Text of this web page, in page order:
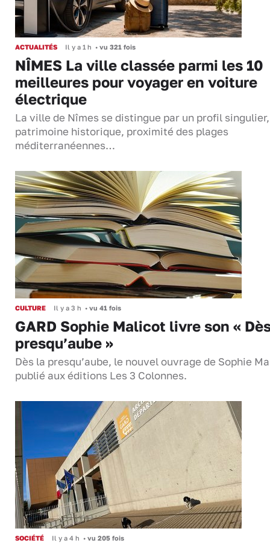
ACTUALITÉS Il y a 1 h • vu 321 fois
NÎMES La ville classée parmi les 10
meilleures pour voyager en voiture
électrique
La ville de Nîmes se distingue par un profil
patrimoine historique, proximité des plages
méditerranéennes…
CULTURE Il y a 3 h • vu 41 fois
GARD Sophie Malicot livre son «
presqu’aube »
Dès la presqu’aube, le nouvel ouvrage de Sophie
publié aux éditions Les 3 Colonnes.
SOCIÉTÉ Il y a 4 h • vu 205 fois